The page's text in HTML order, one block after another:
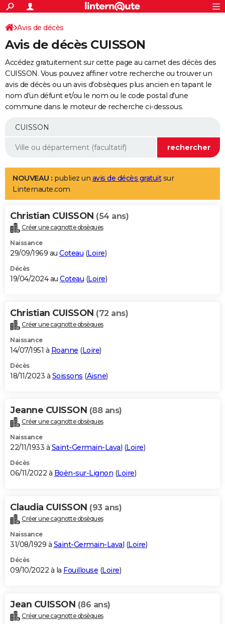
ACTUALITÉS
Politique
Société
Faits Divers
Education
Monde
Villes
+
SPORT
Coupe du monde 2026
Football
Tennis
Cyclisme
Rugby
Forum
Programme TV
TNT
Streaming
Cinéma
Sorties cinéma
Musique
+
FINANCE
Retraite
Epargne
Immobilier
Risques naturels par ville
Banque
Assurance
AUTO
Essais
Réserver un essai
Citadines
Berlines
SUV
Forum auto
+
Mobiles
Meilleur smartphone
Internet
Ordinateurs
Jeux vidéo
Guide high-tech
Aménagement intérieur
LIFESTYLE
Art de vivre
Bien-être
Loisirs
Mode
Modes de vie
Alimentation
Guide de la santé
Maladies
Médicaments
Sommeil
VOYAGE
Destinations
City break
Voyage nature
Voyage de noces
Forum
Climat
+PHOTO
GUIDES D'ACHAT
BONS PLANS
Carte de Noël
Carte Bonne année
Carte Saint-Valentin
Carte Pâques
Carte d'anniversaire
DICTIONNAIRE
Dictionnaire
Biographies
Citations
Expressions
Proverbes
PROGRAMME TV
S'inscrire
Se connecter
Lycées
Collèges
Primaires
Universités
Entreprises
Service militaire
Avis de recherche
AVIS DE DÉCÈS
Bricolage
Lifestyle
Culture
Sport
Auto
Television
Voyage
Cinema
Avis de décès
Avis de décès CUISSON
Accédez gratuitement sur cette page au carnet des décès des
CUISSON. Vous pouvez affiner votre recherche ou trouver un
avis de décès ou un avis d'obsèques plus ancien en tapant le
nom d'un défunt et/ou le nom ou le code postal d'une
commune dans le moteur de recherche ci-dessous.
NOUVEAU : publiez un avis de décès gratuitsur
Linternaute.com
Christian CUISSON (54 ans)
Créer une cagnotte obsèques
Naissance
29/09/1969 au Coteau (Loire)
Décès
19/04/2024 au Coteau (Loire)
Christian CUISSON (72 ans)
Créer une cagnotte obsèques
Naissance
14/07/1951 à Roanne (Loire)
Décès
18/11/2023 à Soissons (Aisne)
Jeanne CUISSON (88 ans)
Créer une cagnotte obsèques
Naissance
22/11/1933 à Saint-Germain-Laval (Loire)
Décès
06/11/2022 à Boën-sur-Lignon (Loire)
Claudia CUISSON (93 ans)
Créer une cagnotte obsèques
Naissance
31/08/1929 à Saint-Germain-Laval (Loire)
Décès
09/10/2022 à la Fouillouse (Loire)
Jean CUISSON (86 ans)
Créer une cagnotte obsèques